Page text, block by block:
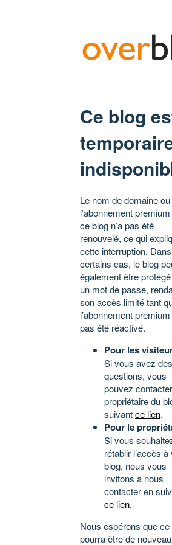
Ce blog
Le nom de domaine ou
l’abonnement
ce blog n’a pas été
renouvelé, ce qui
cette interruption. Dans
certains cas, le blog
également être
un mot de passe,
son accès limité tant
l’abonnement premium
pas été réactivé.
Pour les
Si vous avez des
questions, vous
pouvez
propriétaire du
suivantce lien.
Pour le
Si vous
rétablir l’accès à
blog, nous vous
invitons à nous
contacter en
ce lien.
Nous espérons que ce
pourra être de nouveau